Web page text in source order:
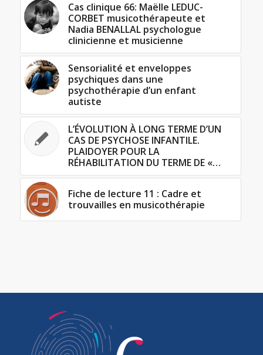
Cas clinique 66: Maëlle LEDUC-
CORBET musicothérapeute et
Nadia BENALLAL psychologue
clinicienne et musicienne
Sensorialité et enveloppes
psychiques dans une
psychothérapie d’un enfant
autiste
L’ÉVOLUTION À LONG TERME D’UN
CAS DE PSYCHOSE INFANTILE.
PLAIDOYER POUR LA
RÉHABILITATION DU TERME DE «…
Fiche de lecture 11 : Cadre et
trouvailles en musicothérapie